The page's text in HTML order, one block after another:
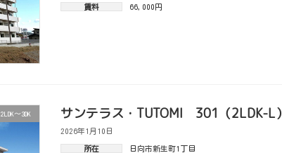
賃料
66,000円
2LDK～3DK サンテラス・TUTOMI 301（2LDK-L）
2026年1月10日
所在
日向市新生町1丁目